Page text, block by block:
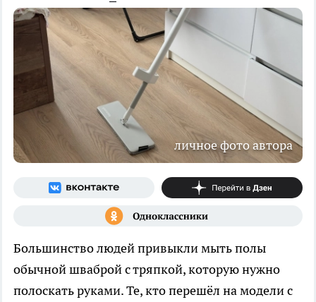
личное фото автора
Большинство людей привыкли мыть полы
обычной шваброй с тряпкой, которую нужно
полоскать руками. Те, кто перешёл на модели с